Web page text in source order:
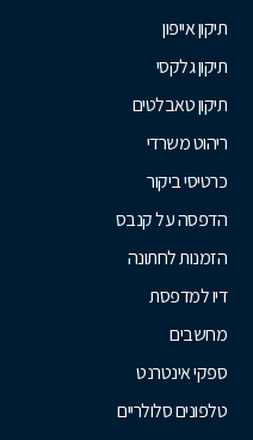
תיקון אייפון
תיקון גלקסי
תיקון טאבלטים
ריהוט משרדי
כרטיסי ביקור
הדפסה על קנבס
הזמנות לחתונה
דיו למדפסת
מחשבים
ספקי אינטרנט
טלפונים סלולריים